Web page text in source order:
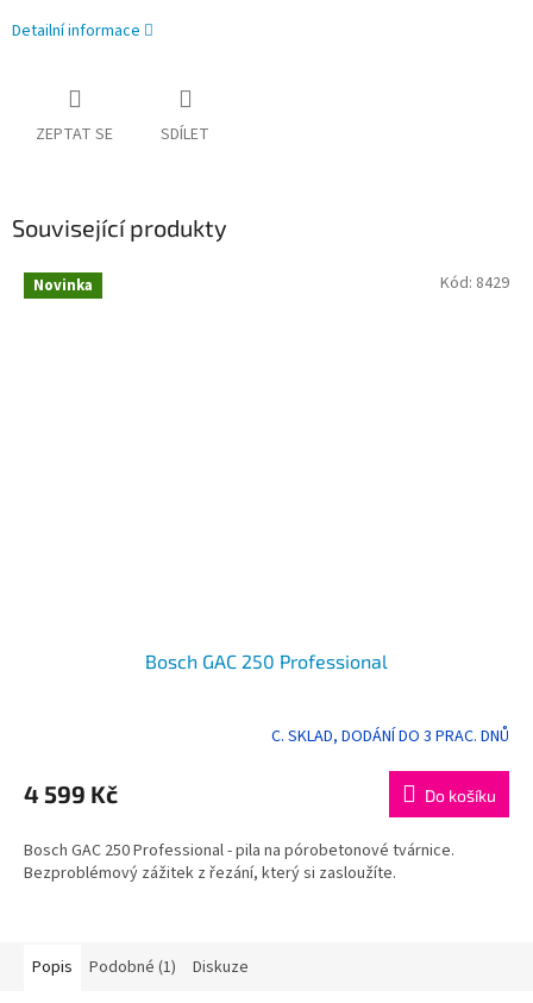
Detailní informace
ZEPTAT SE SDÍLET
Související produkty
Novinka
Bosch GAC 250 Professional
C. SKLAD, DODÁNÍ DO 3 PRAC. DNŮ
4 599 Kč Do košíku
Bosch GAC 250 Professional - pila na pórobetonové tvárnice.
Bezproblémový zážitek z řezání, který si zasloužíte.
Kód: 8429
Popis Podobné (1) Diskuze